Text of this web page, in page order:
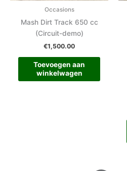
Occasions
Mash Dirt Track 650 cc
(Circuit-demo)
€1,500.00
Toevoegen aan
winkelwagen